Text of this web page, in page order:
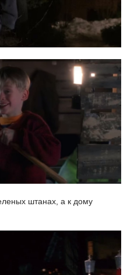
штанах, а к дому